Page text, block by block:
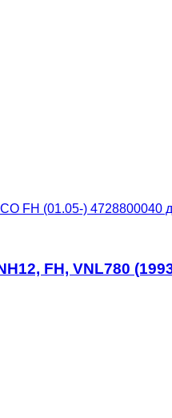
FH (01.05-) 4728800040
FH, VNL780